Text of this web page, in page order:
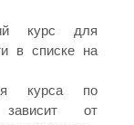
курс для
в списке на
курса по
зависит от